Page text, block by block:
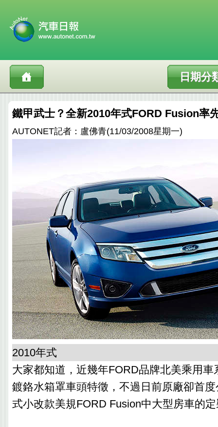
日期分
鐵甲武士？全新2010年式FORD Fusion率
AUTONET記者：盧佛青(11/03/2008星期一)
2010年式
大家都知道，近幾年FORD品牌北美乘用車
鍍鉻水箱罩車頭特徵，不過日前原廠卻首
式小改款美規FORD Fusion中大型房車的